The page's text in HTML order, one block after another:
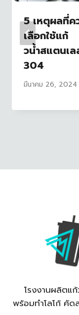
5 เหตุผลที่ค
เลือกใช้แก้
วน้ำสแตนเ
304
มีนาคม 26, 2024
โรงงานผลิตแ
พร้อมทำโลโก้ คั